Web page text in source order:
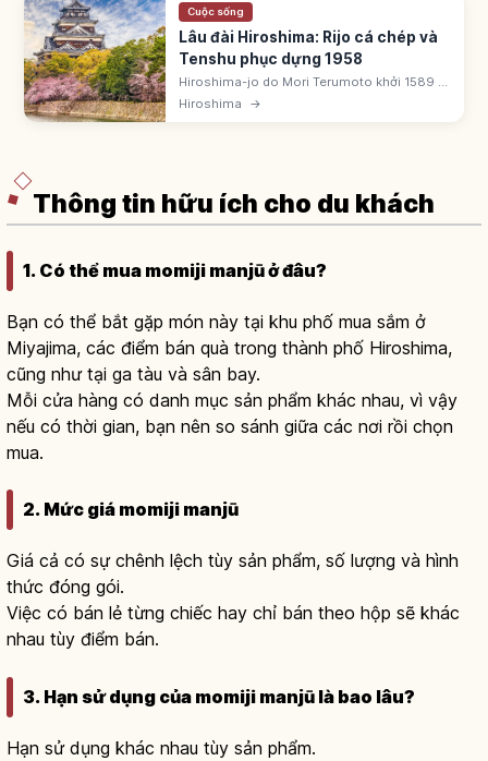
Cuộc sống
Lâu đài Hiroshima: Rijo cá chép và
Tenshu phục dựng 1958
Hiroshima-jo do Mori Terumoto khởi 1589 ở
cửa sông Ota. 'Rijo' hay 'lâu đài cá chép' do
Hiroshima →
Thông tin hữu ích cho du khách
1. Có thể mua momiji manjū ở đâu?
Bạn có thể bắt gặp món này tại khu phố mua sắm ở
Miyajima, các điểm bán quà trong thành phố Hiroshima,
cũng như tại ga tàu và sân bay.
Mỗi cửa hàng có danh mục sản phẩm khác nhau, vì vậy
nếu có thời gian, bạn nên so sánh giữa các nơi rồi chọn
mua.
2. Mức giá momiji manjū
Giá cả có sự chênh lệch tùy sản phẩm, số lượng và hình
thức đóng gói.
Việc có bán lẻ từng chiếc hay chỉ bán theo hộp sẽ khác
nhau tùy điểm bán.
3. Hạn sử dụng của momiji manjū là bao lâu?
Hạn sử dụng khác nhau tùy sản phẩm.